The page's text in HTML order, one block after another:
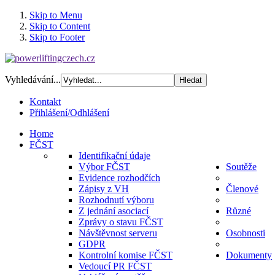
Skip to Menu
Skip to Content
Skip to Footer
Vyhledávání...
Kontakt
Přihlášení/Odhlášení
Home
FČST
Identifikační údaje
Výbor FČST
Evidence rozhodčích
Zápisy z VH
Rozhodnutí výboru
Z jednání asociací
Zprávy o stavu FČST
Návštěvnost serveru
GDPR
Kontrolní komise FČST
Vedoucí PR FČST
Soutěže
Členové
Různé
Osobnosti
Dokumenty